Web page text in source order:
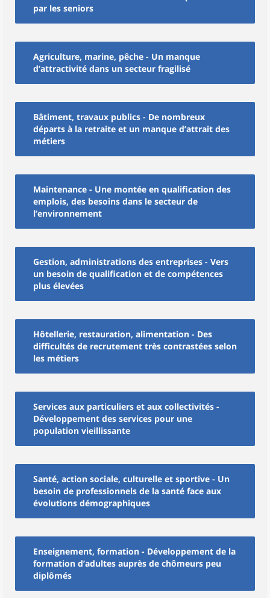
par les seniors
Agriculture, marine, pêche - Un manque
d’attractivité dans un secteur fragilisé
Bâtiment, travaux publics - De nombreux
départs à la retraite et un manque d’attrait des
métiers
Maintenance - Une montée en qualification des
emplois, des besoins dans le secteur de
l’environnement
Gestion, administrations des entreprises - Vers
un besoin de qualification et de compétences
plus élevées
Hôtellerie, restauration, alimentation - Des
difficultés de recrutement très contrastées selon
les métiers
Services aux particuliers et aux collectivités -
Développement des services pour une
population vieillissante
Santé, action sociale, culturelle et sportive - Un
besoin de professionnels de la santé face aux
évolutions démographiques
Enseignement, formation - Développement de la
formation d’adultes auprès de chômeurs peu
diplômés